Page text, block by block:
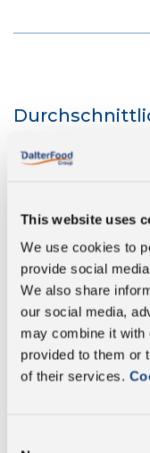
This website uses
We use cookies to
provide social
We also share
our social media,
may combine it with
provided to them or
of their services.
davon
Fettsäuren:
Kohlenhydrate
davon Zucker: